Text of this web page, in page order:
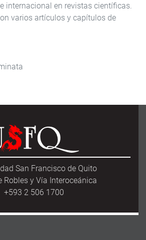
internacional en revistas científicas.
varios artículos y capítulos de
San Francisco de Quito
Robles y Vía Interoceánica
+593 2 506 1700